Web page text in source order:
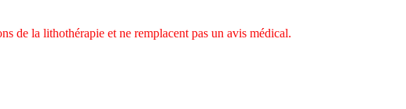
de la lithothérapie et ne remplacent pas un avis médical.